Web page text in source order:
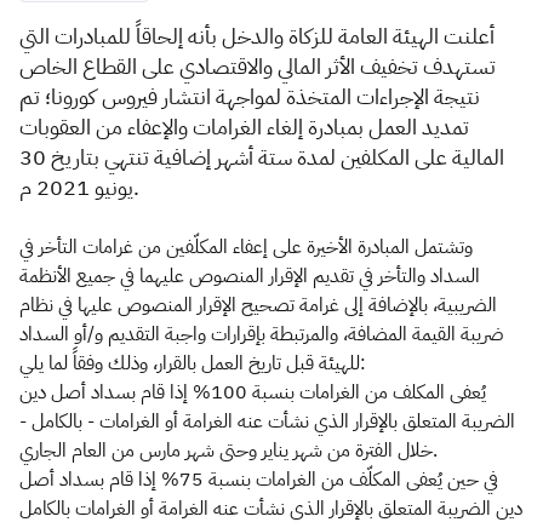
أعلنت الهيئة العامة للزكاة والدخل بأنه إلحاقاً للمبادرات التي
تستهدف تخفيف الأثر المالي والاقتصادي على القطاع الخاص
نتيجة الإجراءات المتخذة لمواجهة انتشار فيروس كورونا؛ تم
تمديد العمل بمبادرة إلغاء الغرامات والإعفاء من العقوبات
المالية على المكلفين
لمدة ستة أشهر إضافية تنتهي بتاريخ 30
يونيو 2021 م.
وتشتمل المبادرة الأخيرة على إعفاء المكلّفين من غرامات التأخر في
السداد والتأخر في تقديم الإقرار المنصوص عليهما في جميع الأنظمة
الضريبية، بالإضافة إلى غرامة تصحيح الإقرار المنصوص عليها في نظام
ضريبة القيمة المضافة، والمرتبطة بإقرارات واجبة التقديم و/أو السداد
للهيئة قبل تاريخ العمل بالقرار، وذلك وفقاً لما يلي:
يُعفى المكلف من الغرامات بنسبة 100% إذا قام بسداد أصل دين
الضريبة المتعلق بالإقرار الذي نشأت عنه الغرامة أو الغرامات - بالكامل -
خلال الفترة من شهر يناير وحتى شهر مارس من العام الجاري.
في حين يُعفى المكلّف من الغرامات بنسبة 75% إذا قام بسداد أصل
دين الضريبة المتعلق بالإقرار الذي نشأت عنه الغرامة أو الغرامات بالكامل